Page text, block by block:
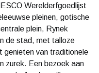
Werelderfgoedlijst
pleinen, gotische
plein, Rynek
de stad, met talloze
genieten van traditionele
zurek. Een bezoek aan